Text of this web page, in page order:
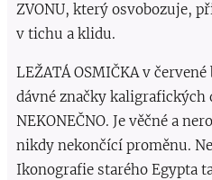
ZVONU, který osvobozuje,
v tichu a klidu.
LEŽATÁ OSMIČKA v
dávné značky kaligrafických
NEKONEČNO. Je věčné a
nikdy nekončící proměnu.
Ikonografie starého Egypta